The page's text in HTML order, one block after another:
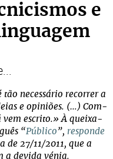
e
neces­sá­rio recor­rer a
e opi­niões. (…) Com­
escrito.» À queixa-
“Público”, responde
de 27/11/2011, que a
a devida vénia.